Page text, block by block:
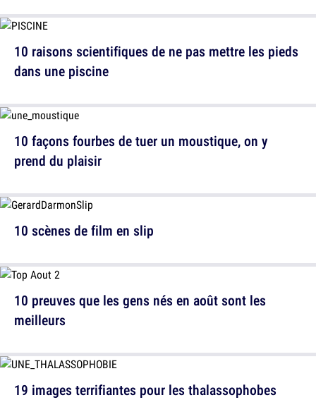
10 façons fourbes de tuer un moustique, on y
prend du plaisir
10 preuves que les gens nés en août sont les
meilleurs
10 raisons scientifiques de ne pas mettre les pieds
dans une piscine
10 scènes de film en slip
19 images terrifiantes pour les thalassophobes